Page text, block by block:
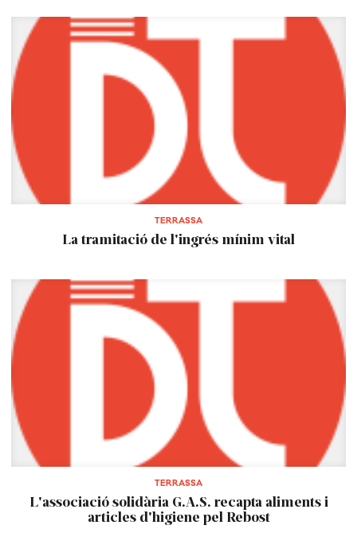
TERRASSA
La tramitació de l'ingrés mínim vital
TERRASSA
L'associació solidària G.A.S. recapta aliments i
articles d'higiene pel Rebost